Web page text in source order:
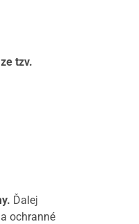
tzv.
Ďalej
ochranné